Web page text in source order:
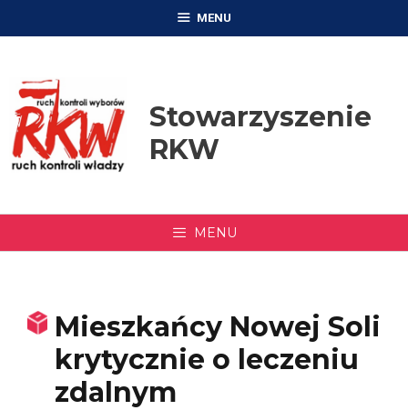
MENU
Stowarzyszenie
RKW
MENU
Mieszkańcy Nowej Soli
krytycznie o leczeniu
zdalnym